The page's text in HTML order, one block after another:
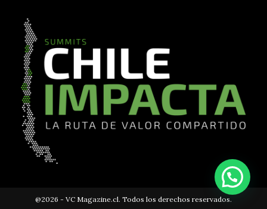
@2026 - VC Magazine.cl. Todos los derechos reservados.